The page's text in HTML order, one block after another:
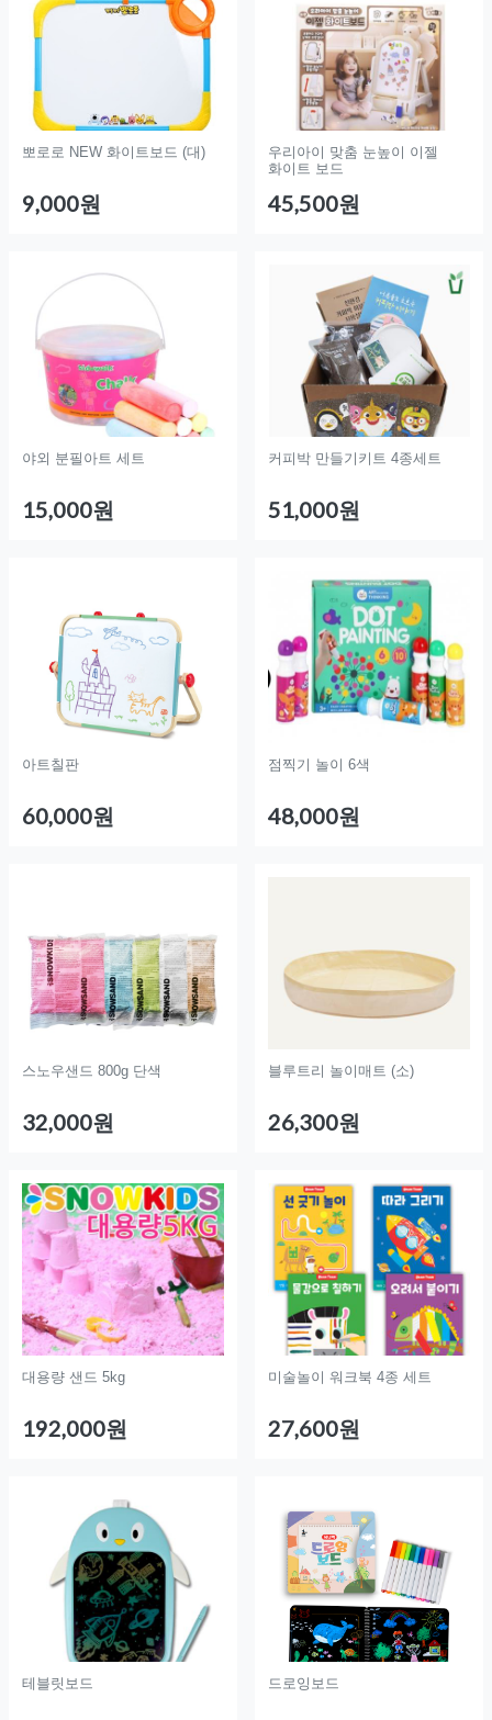
뽀로로 NEW 화이트보드 (대)
9,000원
우리아이 맞춤 눈높이 이젤
화이트 보드
45,500원
야외 분필아트 세트
15,000원
커피박 만들기키트 4종세트
51,000원
아트칠판
60,000원
점찍기 놀이 6색
48,000원
스노우샌드 800g 단색
32,000원
블루트리 놀이매트 (소)
26,300원
대용량 샌드 5kg
192,000원
미술놀이 워크북 4종 세트
27,600원
테블릿보드 드로잉보드